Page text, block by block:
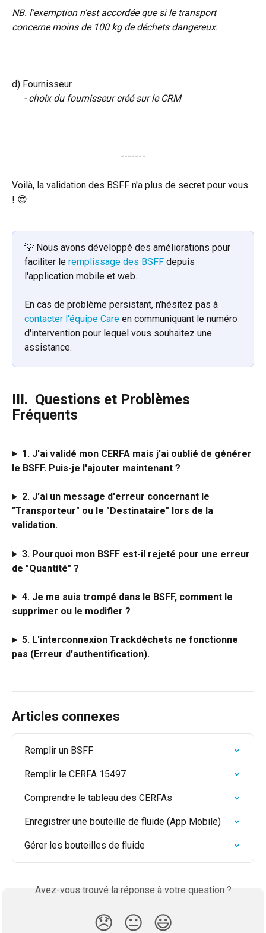
NB. l'exemption n'est accordée que si le transport
concerne moins de 100 kg de déchets dangereux.
d) Fournisseur
- choix du fournisseur créé sur le CRM
-------
Voilà, la validation des BSFF n'a plus de secret pour vous
! 😎
💡 Nous avons développé des améliorations pour
faciliter le remplissage des BSFF depuis
l'application mobile et web.
En cas de problème persistant, n'hésitez pas à
contacter l'équipe Care en communiquant le numéro
d'intervention pour lequel vous souhaitez une
assistance.
III.  Questions et Problèmes
Fréquents
1. J'ai validé mon CERFA mais j'ai oublié de générer
le BSFF. Puis-je l'ajouter maintenant ?
2. J'ai un message d'erreur concernant le
"Transporteur" ou le "Destinataire" lors de la
validation.
3. Pourquoi mon BSFF est-il rejeté pour une erreur
de "Quantité" ?
4. Je me suis trompé dans le BSFF, comment le
supprimer ou le modifier ?
5. L'interconnexion Trackdéchets ne fonctionne
pas (Erreur d'authentification).
Articles connexes
Remplir un BSFF
Remplir le CERFA 15497
Comprendre le tableau des CERFAs
Enregistrer une bouteille de fluide (App Mobile)
Gérer les bouteilles de fluide
Avez-vous trouvé la réponse à votre question ?
😞 😐 😃